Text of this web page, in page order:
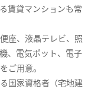
賃貸マンションも常
座、液晶テレビ、照
、電気ポット、電子
ご用意。
国家資格者（宅地建